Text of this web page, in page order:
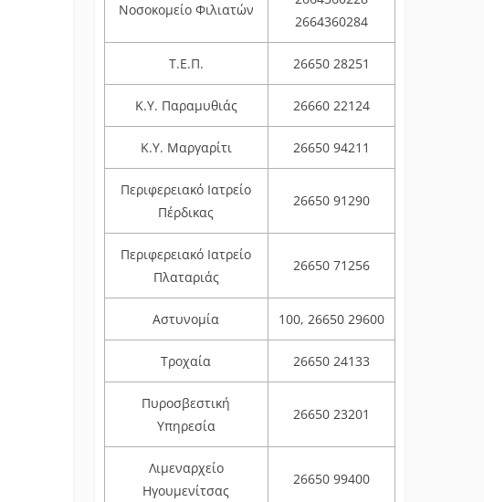
Νοσοκομείο Φιλιατών
2664360284
Τ.Ε.Π. 26650 28251
Κ.Υ. Παραμυθιάς 26660 22124
Κ.Υ. Μαργαρίτι 26650 94211
Περιφερειακό Ιατρείο
Πέρδικας
26650 91290
Περιφερειακό Ιατρείο
Πλαταριάς
26650 71256
Αστυνομία 100, 26650 29600
Τροχαία 26650 24133
Πυροσβεστική
Υπηρεσία
26650 23201
Λιμεναρχείο
Ηγουμενίτσας
26650 99400